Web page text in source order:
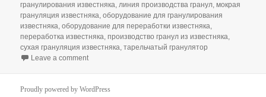
гранулирования известняка,линия производства гранул,мокрая
грануляция известняка,оборудование для гранулирования
известняка,оборудование для переработки известняка,
переработка известняка,производство гранул из известняка,
сухая грануляция известняка,тарельчатый гранулятор
Leave a commenton Гранулирование известняка: ключевое
Proudly powered by WordPress